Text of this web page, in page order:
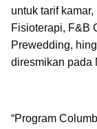
untuk tarif
Fisioterapi, F&B
Prewedding,
diresmikan pada
“Program